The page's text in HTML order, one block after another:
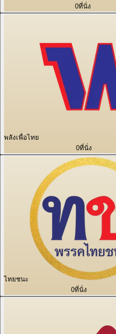
0ที่นั่ง
พลังเพื่อไทย
0ที่นั่ง
ไทยชนะ
0ที่นั่ง